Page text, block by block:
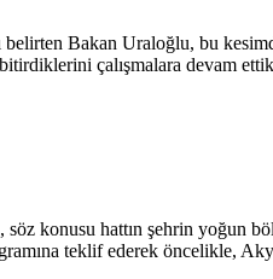
Bakan Uraloğlu, bu
çalışmalara devam
konusu hattın şehrin
teklif ederek öncelikle,